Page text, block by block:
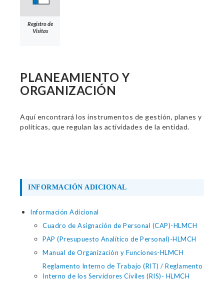
Registro de
Visitas
PLANEAMIENTO Y
ORGANIZACIÓN
Aquí encontrará los instrumentos de gestión, planes y
políticas, que regulan las actividades de la entidad.
INFORMACIÓN ADICIONAL
Información Adicional
Cuadro de Asignación de Personal (CAP)-HLMCH
PAP (Presupuesto Analítico de Personal)-HLMCH
Manual de Organización y Funciones-HLMCH
Reglamento Interno de Trabajo (RIT) / Reglamento
Interno de los Servidores Civiles (RIS)- HLMCH